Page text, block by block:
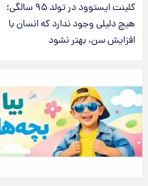
کلینت ایستوود در تولد ۹۵ سالگی؛
هیچ دلیلی وجود ندارد که انسان با
افزایش سن، بهتر نشود